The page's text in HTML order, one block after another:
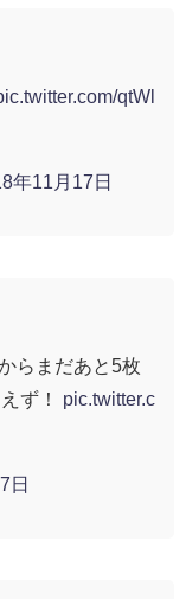
qtWl
年11月17日
らまだあと5枚
ず！ pic.twitter.c
日